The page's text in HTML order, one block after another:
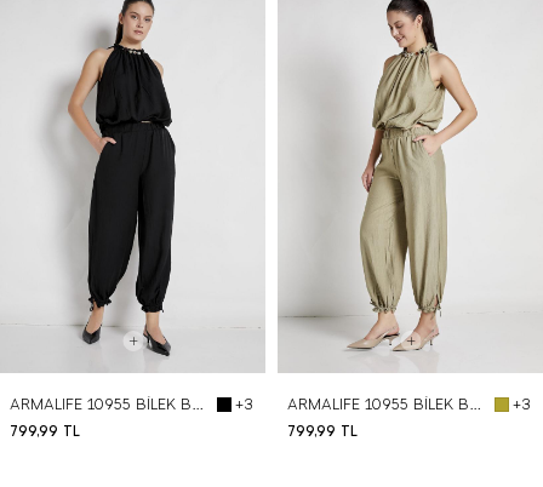
BEDEN SEÇ BEDEN SEÇ
ARMALIFE 10955 BİLEK BAĞLAMA DETAYLI RAHAT KALIP BELİ LASTİKLİ KADIN PANTOLON
+3
799,99 TL
ARMALIFE 10955 BİLEK BAĞLAMA DETAYLI RAHAT KALIP BELİ LASTİKLİ KADIN PANTOLON
+3
799,99 TL